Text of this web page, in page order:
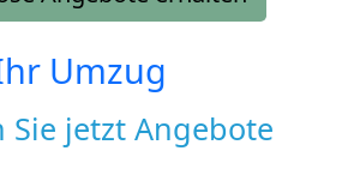
Umzug
Sie jetzt Angebote